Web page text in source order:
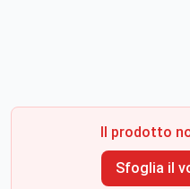
Il prodotto
Sfoglia il